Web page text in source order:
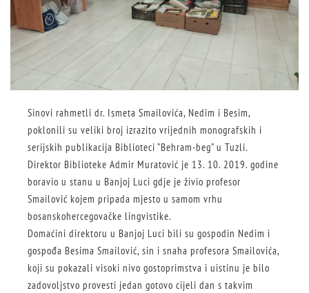
Sinovi rahmetli dr. Ismeta Smailovića, Nedim i Besim,
poklonili su veliki broj izrazito vrijednih monografskih i
serijskih publikacija Biblioteci ”Behram-beg” u Tuzli.
Direktor Biblioteke Admir Muratović je 13. 10. 2019. godine
boravio u stanu u Banjoj Luci gdje je živio profesor
Smailović kojem pripada mjesto u samom vrhu
bosanskohercegovačke lingvistike.
Domaćini direktoru u Banjoj Luci bili su gospodin Nedim i
gospođa Besima Smailović, sin i snaha profesora Smailovića,
koji su pokazali visoki nivo gostoprimstva i uistinu je bilo
zadovoljstvo provesti jedan gotovo cijeli dan s takvim